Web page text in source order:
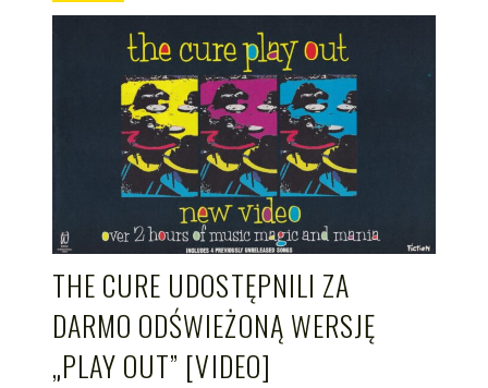
THE CURE UDOSTĘPNILI ZA
DARMO ODŚWIEŻONĄ WERSJĘ
„PLAY OUT” [VIDEO]